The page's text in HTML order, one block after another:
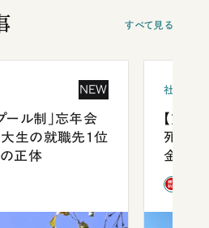
すべて見る
NEW
ール制」忘年会
大生の就職先1位
の正体
社会
【熊本
死を分
金」